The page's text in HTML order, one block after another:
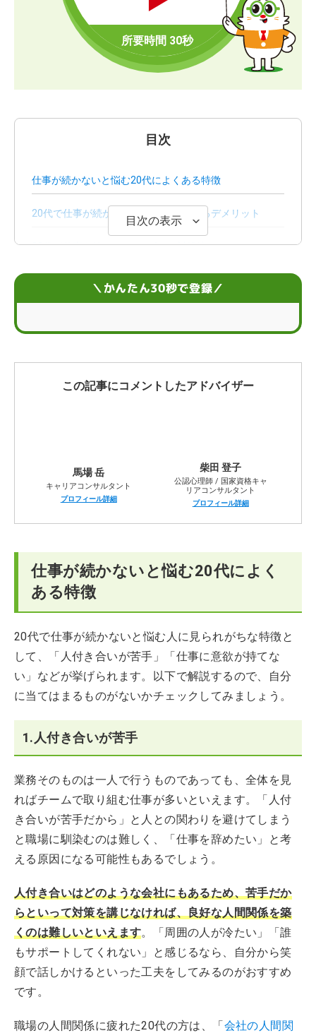
目次
仕事が続かないと悩む20代によくある特徴
20代で仕事が続かない場合に考えられるデメリット
20代が仕事を続けるための4つの対処法
目次の表示
＼かんたん30秒で登録／
この記事にコメントしたアドバイザー
馬場 岳
キャリアコンサルタント
プロフィール詳細
柴田 登子
公認心理師 / 国家資格キャ
リアコンサルタント
プロフィール詳細
仕事が続かないと悩む20代によく
ある特徴
20代で仕事が続かないと悩む人に見られがちな特徴と
して、「人付き合いが苦手」「仕事に意欲が持てな
い」などが挙げられます。以下で解説するので、自分
に当てはまるものがないかチェックしてみましょう。
1.人付き合いが苦手
業務そのものは一人で行うものであっても、全体を見
ればチームで取り組む仕事が多いといえます。「人付
き合いが苦手だから」と人との関わりを避けてしまう
と職場に馴染むのは難しく、「仕事を辞めたい」と考
える原因になる可能性もあるでしょう。
人付き合いはどのような会社にもあるため、苦手だか
らといって対策を講じなければ、良好な人間関係を築
くのは難しいといえます。「周囲の人が冷たい」「誰
もサポートしてくれない」と感じるなら、自分から笑
顔で話しかけるといった工夫をしてみるのがおすすめ
です。
職場の人間関係に疲れた20代の方は、「会社の人間関